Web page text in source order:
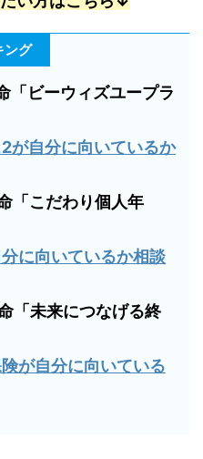
ング
「ビーウィズユープラ
が自分に向いているか
「こだわり個人年
に向いているか相談
「未来につなげる終
が自分に向いている